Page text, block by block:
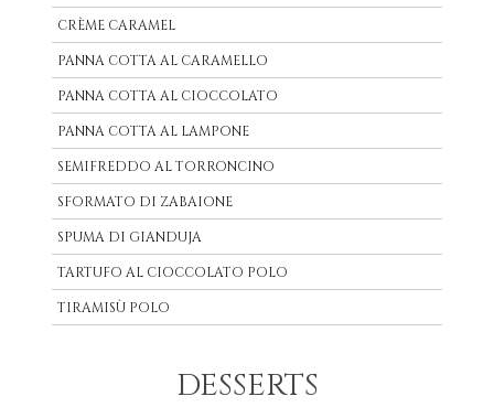
CRÈME CARAMEL
PANNA COTTA AL CARAMELLO
PANNA COTTA AL CIOCCOLATO
PANNA COTTA AL LAMPONE
SEMIFREDDO AL TORRONCINO
SFORMATO DI ZABAIONE
SPUMA DI GIANDUJA
TARTUFO AL CIOCCOLATO POLO
TIRAMISÙ POLO
DESSERTS